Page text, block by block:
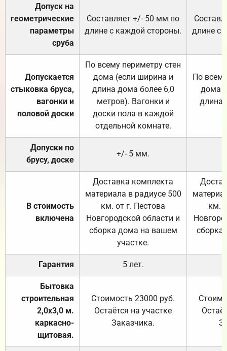
Допуск на
геометрические
параметры
сруба
Составляет +/- 50 мм по
длине с каждой стороны.
длине с
Допускается
стыковка бруса,
вагонки и
половой доски
По всему периметру стен
дома (если ширина и
длина дома более 6,0
метров). Вагонки и
доски пола в каждой
отдельной комнате.
По
дома
длина
Допуски по
брусу, доске
+/- 5 мм.
В стоимость
включена
Доставка комплекта
материала в радиусе 500
км. от г. Пестова
Новгородской области и
сборка дома на вашем
участке.
км.
Гарантия 5 лет.
Бытовка
строительная
2,0х3,0 м.
каркасно-
щитовая.
Стоимость 23000 руб.
Остаётся на участке
Заказчика.